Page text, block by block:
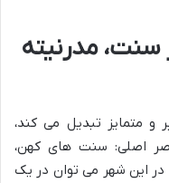
سنت، مدرنیته
و متمایز تبدیل می کند،
اصلی: سنت های کهن،
این شهر می توان در یک